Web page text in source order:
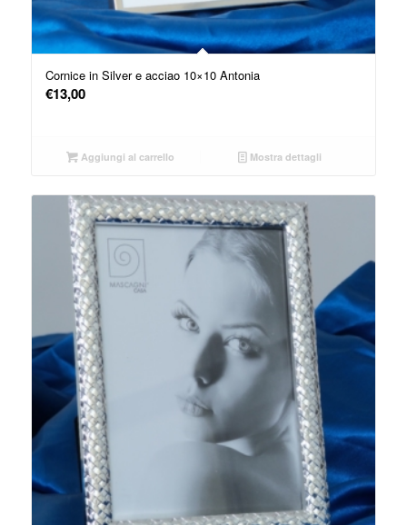
Cornice in Silver e acciao 10×10 Antonia
€13,00
Aggiungi al carrello Mostra dettagli